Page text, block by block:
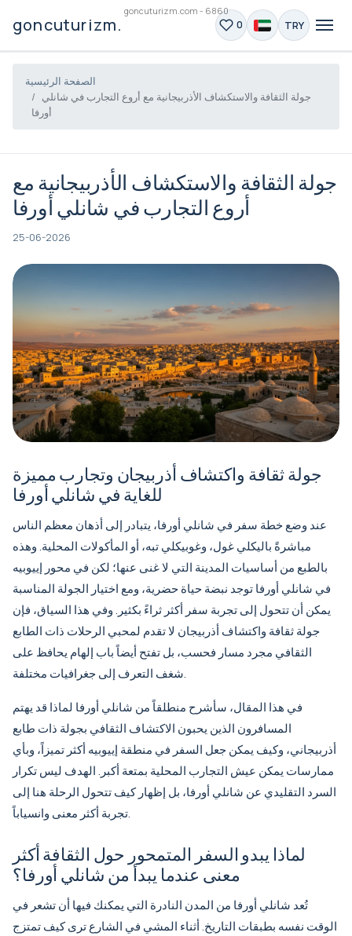
goncuturizm.com - 6860
goncuturizm.com 0 TRY
الصفحة الرئيسية
جولة الثقافة والاستكشاف الأذربيجانية مع أروع التجارب في شانلي
أورفا
جولة الثقافة والاستكشاف الأذربيجانية مع
أروع التجارب في شانلي أورفا
25-06-2026
جولة ثقافة واكتشاف أذربيجان وتجارب مميزة
للغاية في شانلي أورفا
عند وضع خطة سفر في شانلي أورفا، يتبادر إلى أذهان معظم الناس
مباشرةً باليكلي غول، وغوبيكلي تبه، أو المأكولات المحلية. وهذه
بالطبع من أساسيات المدينة التي لا غنى عنها؛ لكن في محور إييوبيه
في شانلي أورفا توجد نبضة حياة حضرية، ومع اختيار الجولة المناسبة
يمكن أن تتحول إلى تجربة سفر أكثر ثراءً بكثير. وفي هذا السياق، فإن
جولة ثقافة واكتشاف أذربيجان لا تقدم لمحبي الرحلات ذات الطابع
الثقافي مجرد مسار فحسب، بل تفتح أيضاً باب إلهام يحافظ على
شغف التعرف إلى جغرافيات مختلفة.
في هذا المقال، سأشرح منطلقاً من شانلي أورفا لماذا قد يهتم
المسافرون الذين يحبون الاكتشاف الثقافي بجولة ذات طابع
أذربيجاني، وكيف يمكن جعل السفر في منطقة إييوبيه أكثر تميزاً، وبأي
ممارسات يمكن عيش التجارب المحلية بمتعة أكبر. الهدف ليس تكرار
السرد التقليدي عن شانلي أورفا، بل إظهار كيف تتحول الرحلة هنا إلى
تجربة أكثر معنى وانسياباً.
لماذا يبدو السفر المتمحور حول الثقافة أكثر
معنى عندما يبدأ من شانلي أورفا؟
تُعد شانلي أورفا من المدن النادرة التي يمكنك فيها أن تشعر في
الوقت نفسه بطبقات التاريخ. أثناء المشي في الشارع ترى كيف تمتزج